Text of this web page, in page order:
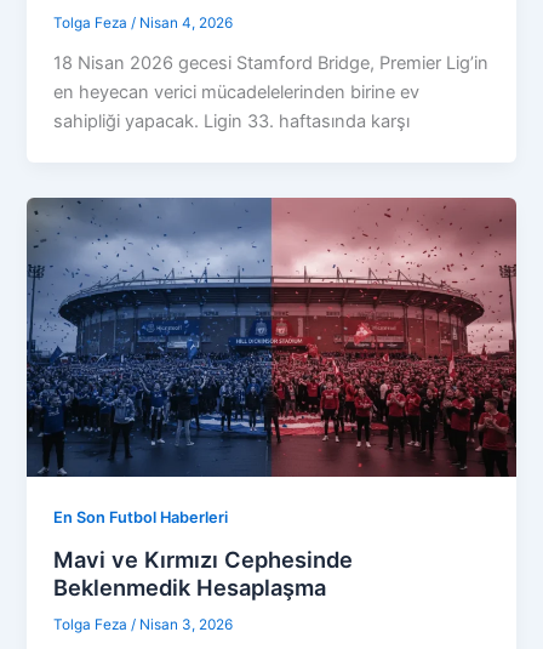
Tolga Feza/ Nisan 4, 2026
18 Nisan 2026 gecesi Stamford Bridge, Premier Lig’in
en heyecan verici mücadelelerinden birine ev
sahipliği yapacak. Ligin 33. haftasında karşı
En Son Futbol Haberleri
Mavi ve Kırmızı Cephesinde
Beklenmedik Hesaplaşma
Tolga Feza/ Nisan 3, 2026